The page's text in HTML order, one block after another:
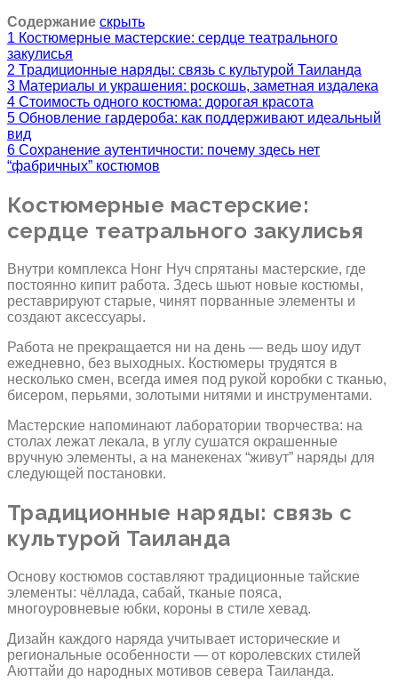
Содержание скрыть
1 Костюмерные мастерские: сердце театрального
закулисья
2 Традиционные наряды: связь с культурой Таиланда
3 Материалы и украшения: роскошь, заметная издалека
4 Стоимость одного костюма: дорогая красота
5 Обновление гардероба: как поддерживают идеальный
вид
6 Сохранение аутентичности: почему здесь нет
“фабричных” костюмов
Костюмерные мастерские:
сердце театрального закулисья
Внутри комплекса Нонг Нуч спрятаны мастерские, где
постоянно кипит работа. Здесь шьют новые костюмы,
реставрируют старые, чинят порванные элементы и
создают аксессуары.
Работа не прекращается ни на день — ведь шоу идут
ежедневно, без выходных. Костюмеры трудятся в
несколько смен, всегда имея под рукой коробки с тканью,
бисером, перьями, золотыми нитями и инструментами.
Мастерские напоминают лаборатории творчества: на
столах лежат лекала, в углу сушатся окрашенные
вручную элементы, а на манекенах “живут” наряды для
следующей постановки.
Традиционные наряды: связь с
культурой Таиланда
Основу костюмов составляют традиционные тайские
элементы: чёллада, сабай, тканые пояса,
многоуровневые юбки, короны в стиле хевад.
Дизайн каждого наряда учитывает исторические и
региональные особенности — от королевских стилей
Аюттайи до народных мотивов севера Таиланда.